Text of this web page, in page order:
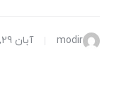
modir آبان 29, 1403